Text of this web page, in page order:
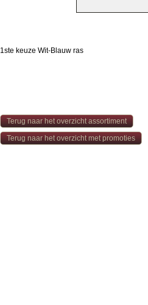
1ste keuze Wit-Blauw ras
Terug naar het overzicht assortiment
Terug naar het overzicht met promoties